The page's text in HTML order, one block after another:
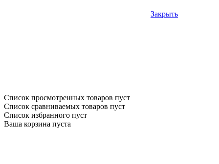
Закрыть
Список просмотренных товаров пуст
Список сравниваемых товаров пуст
Список избранного пуст
Ваша корзина пуста